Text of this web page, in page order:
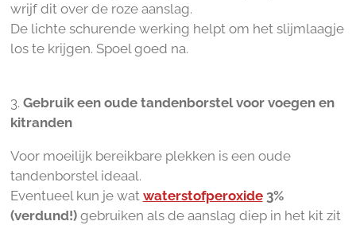
wrijf dit over de roze aanslag.
De lichte schurende werking helpt om het slijmlaagje
los te krijgen. Spoel goed na.
3. Gebruik een oude tandenborstel voor voegen en
kitranden
Voor moeilijk bereikbare plekken is een oude
tandenborstel ideaal.
Eventueel kun je wat waterstofperoxide3%
(verdund!)gebruiken als de aanslag diep in het kit zit